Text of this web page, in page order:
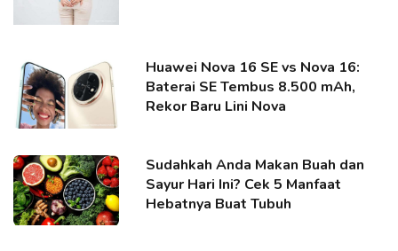
Huawei Nova 16 SE vs Nova 16:
Baterai SE Tembus 8.500 mAh,
Rekor Baru Lini Nova
Sudahkah Anda Makan Buah dan
Sayur Hari Ini? Cek 5 Manfaat
Hebatnya Buat Tubuh